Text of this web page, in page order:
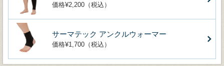
価格¥2,200（税込）
サーマテック アンクルウォーマー
価格¥1,700（税込）